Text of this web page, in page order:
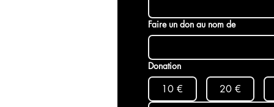
Faire un don au nom de
Donation
10 € 20 €